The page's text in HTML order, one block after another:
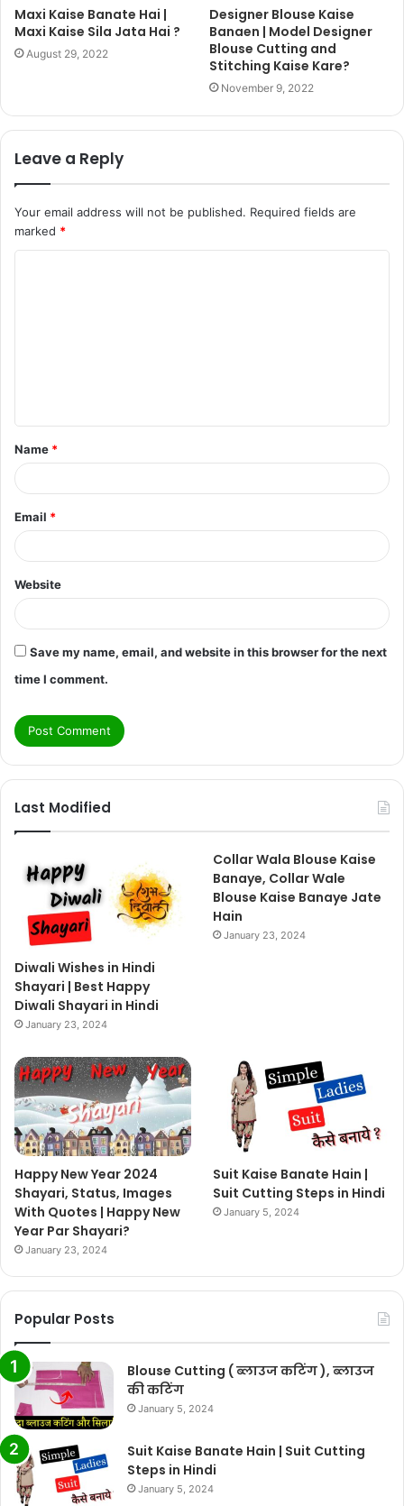
Maxi Kaise Banate Hai |
Maxi Kaise Sila Jata Hai ?
August 29, 2022
Designer Blouse Kaise
Banaen | Model Designer
Blouse Cutting and
Stitching Kaise Kare?
November 9, 2022
Leave a Reply
Your email address will not be published. Required fields are
marked *
t
*
Name *
Email *
Website
Save my name, email, and website in this browser for the next
time I comment.
Last Modified
Diwali Wishes in Hindi
Shayari | Best Happy
Diwali Shayari in Hindi
January 23, 2024
Collar Wala Blouse Kaise
Banaye, Collar Wale
Blouse Kaise Banaye Jate
Hain
January 23, 2024
Happy New Year 2024
Shayari, Status, Images
With Quotes | Happy New
Year Par Shayari?
January 23, 2024
Suit Kaise Banate Hain |
Suit Cutting Steps in Hindi
January 5, 2024
Popular Posts
Blouse Cutting ( ब्लाउज कटिंग ), ब्लाउज
की कटिंग
January 5, 2024
Suit Kaise Banate Hain | Suit Cutting
Steps in Hindi
January 5, 2024